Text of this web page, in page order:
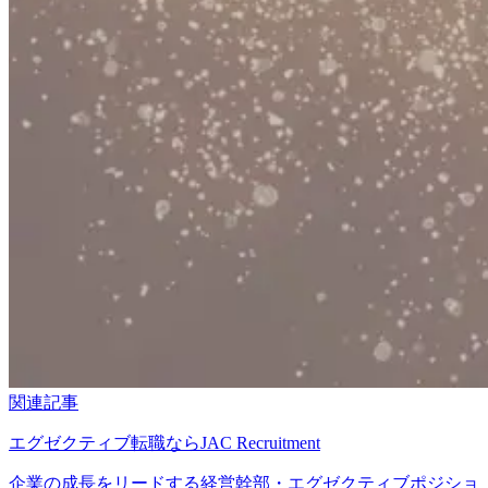
関連記事
エグゼクティブ転職ならJAC Recruitment
企業の成長をリードする経営幹部・エグゼクティブポジショ